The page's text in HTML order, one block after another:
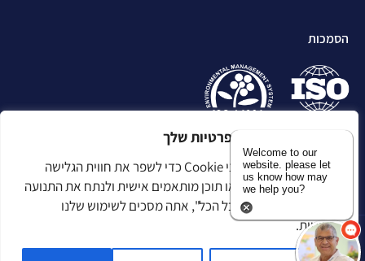
אנו מעריכים את הפרטיות שלך
אנו משתמשים בקובצי Cookie כדי לשפר את חווית הגלישה
שלך, להציג מודעות או תוכן מותאמים אישית ולנתח את התנועה
שלנו. בלחיצה על "קבל הכל", אתה מסכים לשימוש שלנו
בעוגיות.
הסמכות
מדיניות פרטיות הצהרת נגישות מפת אתר
Welcome to our
website. please let
us know how may
we help you?